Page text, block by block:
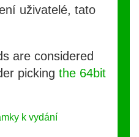
uživatelé, tato
are considered
picking the 64bit
k vydání